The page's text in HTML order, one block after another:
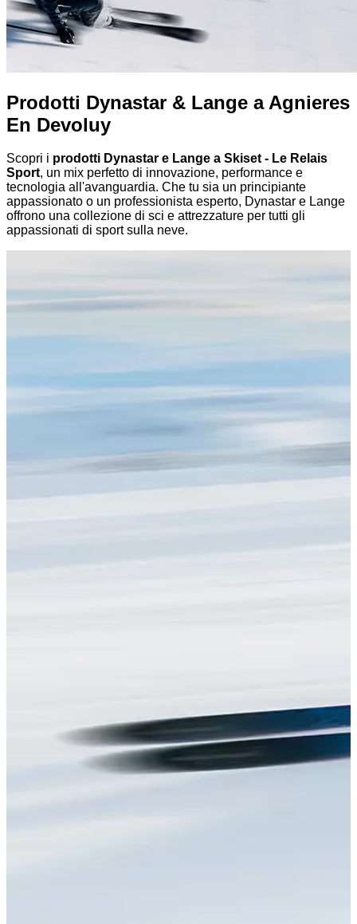
Prodotti Dynastar & Lange a Agnieres
En Devoluy
Scopri i prodotti Dynastar e Lange a Skiset - Le Relais
Sport, un mix perfetto di innovazione, performance e
tecnologia all'avanguardia. Che tu sia un principiante
appassionato o un professionista esperto, Dynastar e Lange
offrono una collezione di sci e attrezzature per tutti gli
appassionati di sport sulla neve.